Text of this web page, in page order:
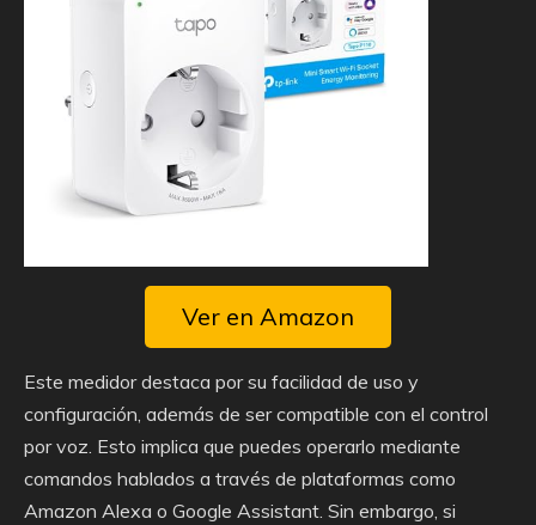
Ver en Amazon
Este medidor destaca por su facilidad de uso y
configuración, además de ser compatible con el control
por voz. Esto implica que puedes operarlo mediante
comandos hablados a través de plataformas como
Amazon Alexa o Google Assistant. Sin embargo, si